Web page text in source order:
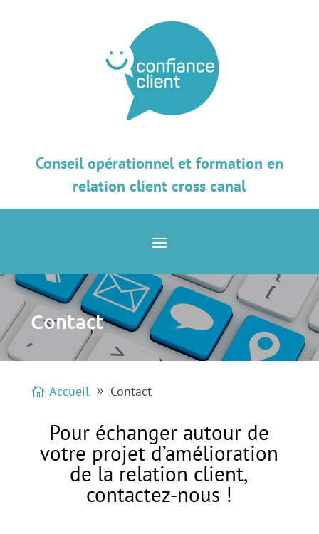
Conseil opérationnel et formation en
relation client cross canal
Contact
Accueil Contact
Pour échanger autour de
votre projet d’amélioration
de la relation client,
contactez-nous !